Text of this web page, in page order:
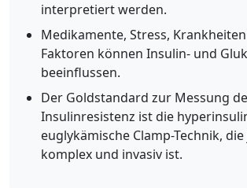
interpretiert werden.
Medikamente, Stress,
Faktoren können Insulin- und
beeinflussen.
Der Goldstandard zur Messung
Insulinresistenz ist die
euglykämische Clamp-Technik,
komplex und invasiv ist.